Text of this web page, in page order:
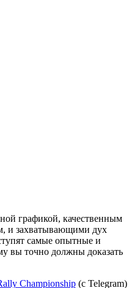
графикой, качественным
и захватывающими дух
самые опытные и
вы точно должны доказать
Championship(c Telegram)